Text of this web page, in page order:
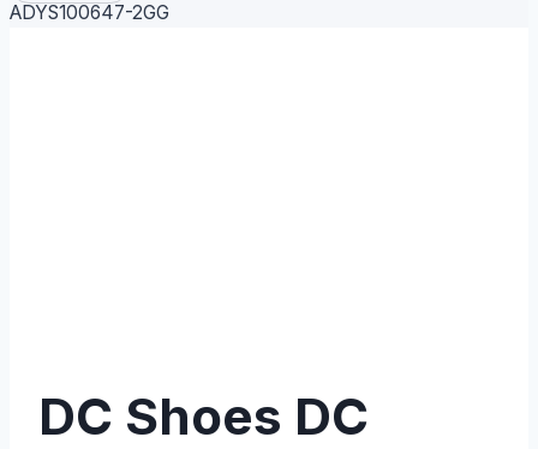
ADYS100647-2GG
DC Shoes DC